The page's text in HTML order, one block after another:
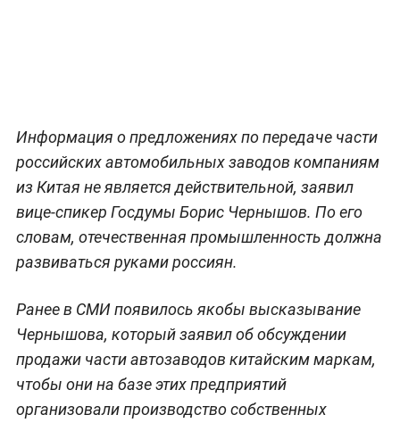
Информация о предложениях по передаче части
российских автомобильных заводов компаниям
из Китая не является действительной, заявил
вице-спикер Госдумы Борис Чернышов. По его
словам, отечественная промышленность должна
развиваться руками россиян.
Ранее в СМИ появилось якобы высказывание
Чернышова, который заявил об обсуждении
продажи части автозаводов китайским маркам,
чтобы они на базе этих предприятий
организовали производство собственных